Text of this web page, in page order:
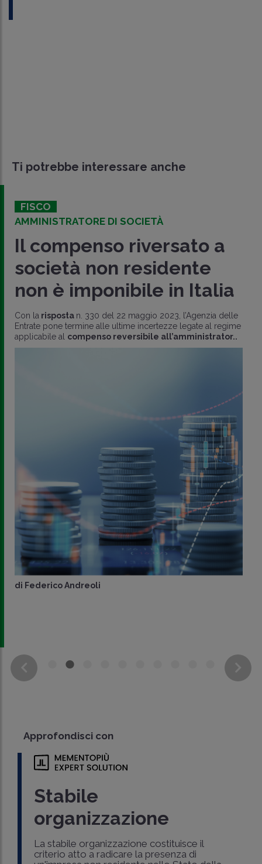
Ti potrebbe interessare anche
FISCO
AMMINISTRATORE DI SOCIETÀ
Il compenso riversato a
società non residente
non è imponibile in Italia
Con la risposta n. 330 del 22 maggio 2023, l’Agenzia delle
Entrate pone termine alle ultime incertezze legate al regime
applicabile al compenso reversibile all’amministrator..
di Federico Andreoli
Approfondisci con
Stabile
organizzazione
La stabile organizzazione costituisce il
criterio atto a radicare la presenza di